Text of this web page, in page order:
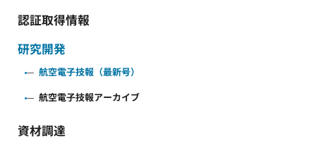
認証取得情報
研究開発
航空電子技報（最新号）
航空電子技報アーカイブ
資材調達